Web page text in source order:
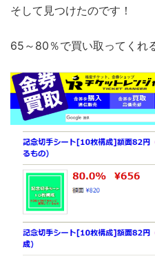
そして見つけたのです！
65～80％で買い取ってくれ